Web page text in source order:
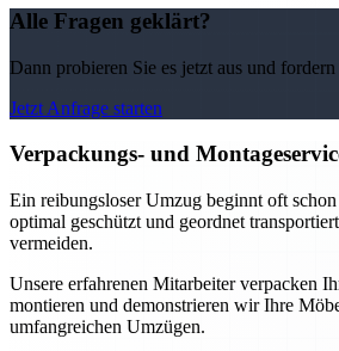
Alle Fragen geklärt?
Dann probieren Sie es jetzt aus und
Jetzt Anfrage starten
Verpackungs- und
Ein reibungsloser Umzug beginnt oft
optimal geschützt und geordnet
vermeiden.
Unsere erfahrenen Mitarbeiter verpacken
montieren und demonstrieren wir Ihre
umfangreichen Umzügen.